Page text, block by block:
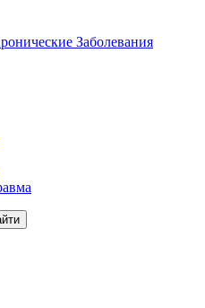
Заболевания